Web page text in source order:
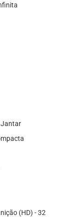
Jantar
(HD) - 32